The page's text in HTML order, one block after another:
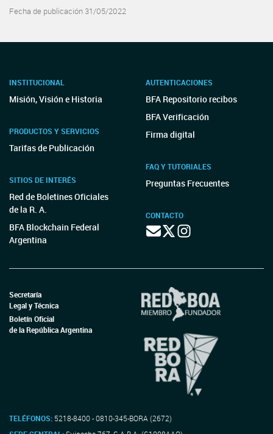
Fecha de publicación 31/05/2022
INSTITUCIONAL
Misión, Visión e Historia
PRODUCTOS Y SERVICIOS
Tarifas de Publicación
SITIOS DE INTERÉS
Red de Boletines Oficiales
de la R. A.
BFA Blockchain Federal
Argentina
AUTENTICACIONES
BFA Repositorio recibos
BFA Verificación
Firma digital
FAQ Y TUTORIALES
Preguntas Frecuentes
CONTACTO
Secretaría
Legal y Técnica
Boletín Oficial
de la República Argentina
TELÉFONOS: 5218-8400 - 0810-345-BORA (2672)